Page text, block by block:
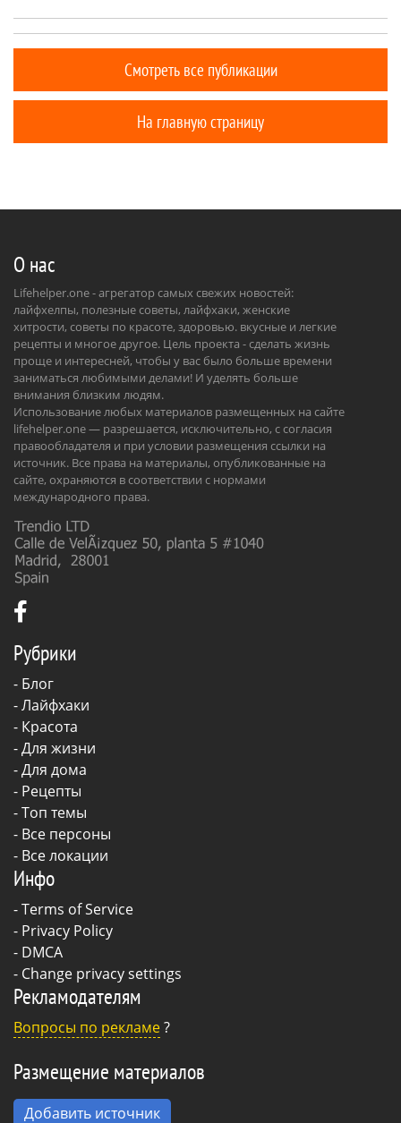
Смотреть все публикации
На главную страницу
О нас
Lifehelper.one - агрегатор самых свежих новостей:
лайфхелпы, полезные советы, лайфхаки, женские
хитрости, советы по красоте, здоровью. вкусные и легкие
рецепты и многое другое. Цель проекта - сделать жизнь
проще и интересней, чтобы у вас было больше времени
заниматься любимыми делами! И уделять больше
внимания близким людям.
Использование любых материалов размещенных на сайте
lifehelper.one — разрешается, исключительно, с согласия
правообладателя и при условии размещения ссылки на
источник. Все права на материалы, опубликованные на
сайте, охраняются в соответствии с нормами
международного права.
Рубрики
- Блог
-Лайфхаки
- Красота
-Для жизни
-Для дома
- Рецепты
- Топ темы
- Все персоны
- Все локации
Инфо
-Terms of Service
- Privacy Policy
- DMCA
- Change privacy settings
Рекламодателям
Вопросы по рекламе?
Размещение материалов
Добавить источник